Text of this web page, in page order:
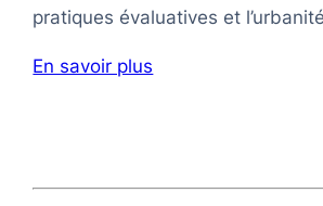
pratiques évaluatives et
En savoir plus